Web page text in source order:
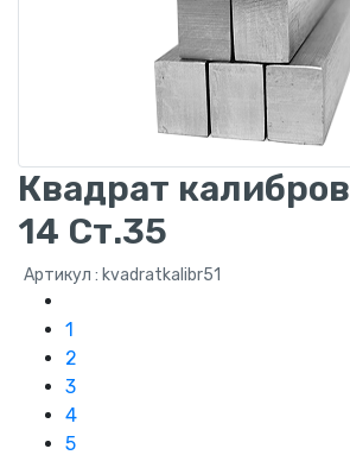
Квадрат
14 Ст.35
Артикул : kvadratkalibr51
1
2
3
4
5